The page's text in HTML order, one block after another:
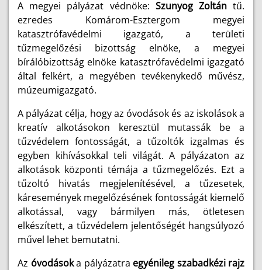
A megyei pályázat védnöke: Szunyog Zoltántű.
ezredes Komárom-Esztergom megyei
katasztrófavédelmi igazgató, a területi
tűzmegelőzési bizottság elnöke, a megyei
bírálóbizottság elnöke katasztrófavédelmi igazgató
által felkért, a megyében tevékenykedő művész,
múzeumigazgató.
A pályázat célja, hogy az óvodások és az iskolások a
kreatív alkotásokon keresztül mutassák be a
tűzvédelem fontosságát, a tűzoltók izgalmas és
egyben kihívásokkal teli világát. A pályázaton az
alkotások központi témája a tűzmegelőzés. Ezt a
tűzoltó hivatás megjelenítésével, a tűzesetek,
káresemények megelőzésének fontosságát kiemelő
alkotással, vagy bármilyen más, ötletesen
elkészített, a tűzvédelem jelentőségét hangsúlyozó
művel lehet bemutatni.
Az óvodásoka pályázatra egyénileg szabadkézi rajz